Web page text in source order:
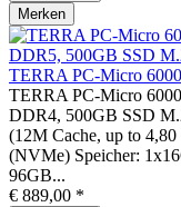
Merken
TERRA PC-Micro
TERRA PC-Micro
DDR4, 500GB SSD
(12M Cache, up to
(NVMe) Speicher:
96GB...
€ 889,00 *